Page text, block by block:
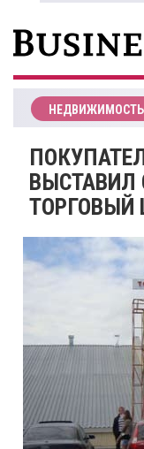
НЕДВИЖИМОСТЬ
ВЫСТАВИЛ
ТОРГОВЫЙ